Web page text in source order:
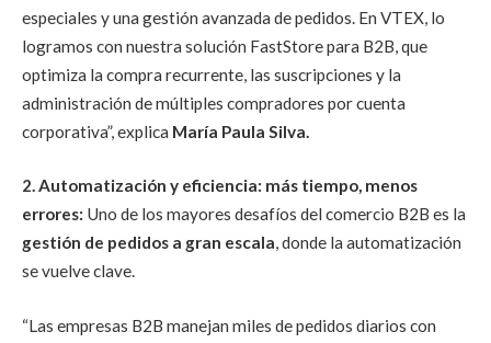
especiales y una gestión avanzada de pedidos. En VTEX, lo
logramos con nuestra solución FastStore para B2B, que
optimiza la compra recurrente, las suscripciones y la
administración de múltiples compradores por cuenta
corporativa”, explica María Paula Silva.
2. Automatización y eficiencia: más tiempo, menos
errores: Uno de los mayores desafíos del comercio B2B es la
gestión de pedidos a gran escala, donde la automatización
se vuelve clave.
“Las empresas B2B manejan miles de pedidos diarios con